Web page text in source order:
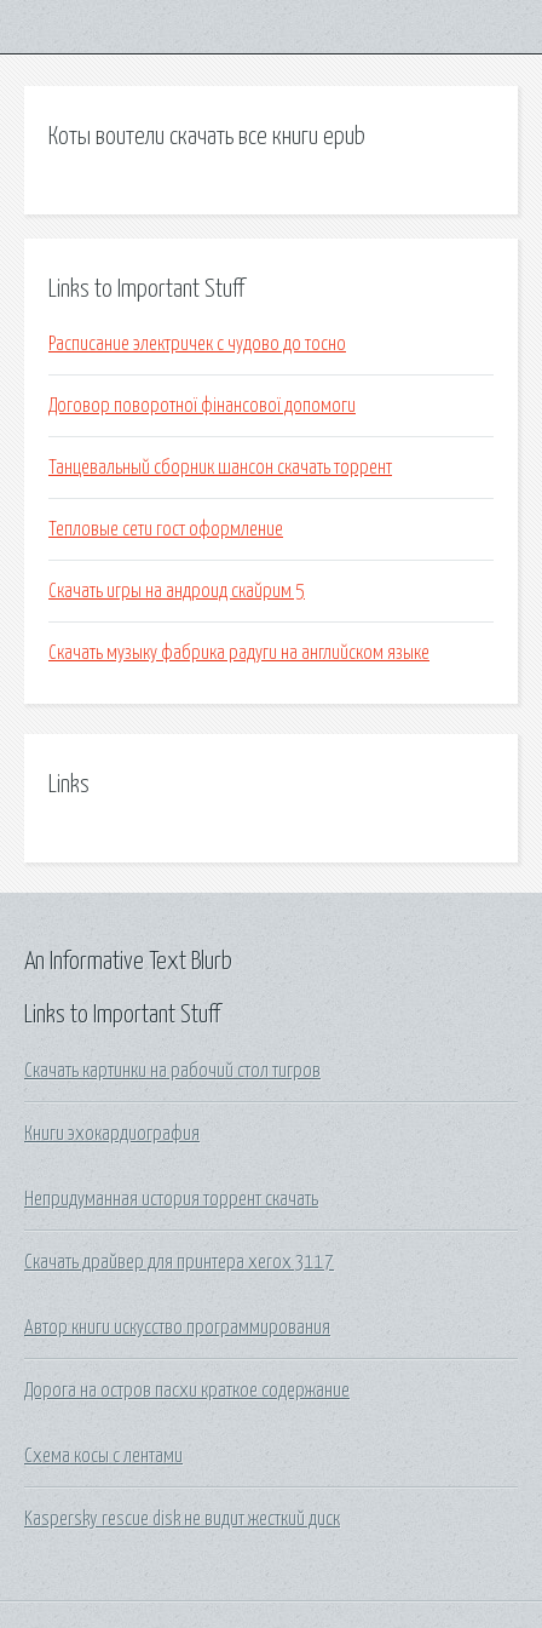
Коты воители скачать все книги epub
Links to Important Stuff
Расписание электричек с чудово до тосно
Договор поворотної фінансової допомоги
Танцевальный сборник шансон скачать торрент
Тепловые сети гост оформление
Скачать игры на андроид скайрим 5
Скачать музыку фабрика радуги на английском языке
Links
Links to Important Stuff
Скачать картинки на рабочий стол тигров
Книги эхокардиография
Непридуманная история торрент скачать
Скачать драйвер для принтера xerox 3117
Автор книги искусство программирования
Дорога на остров пасхи краткое содержание
Схема косы с лентами
Kaspersky rescue disk не видит жесткий диск
An Informative Text Blurb